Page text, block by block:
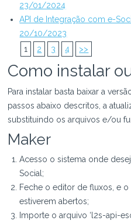
23/01/2024
API de Integração com e-
20/10/2023
1
2 3 4 >>
Como instalar
Para instalar basta baixar a
passos abaixo descritos, a
substituindo os arquivos e/ou
Maker
Acesso o sistema onde
Social;
Feche o editor de fluxos, e
estiverem abertos;
Importe o arquivo ‘l2s-api-